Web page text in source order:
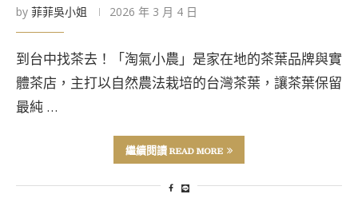
by 菲菲吳小姐 2026 年 3 月 4 日
到台中找茶去！「淘氣小農」是家在地的茶葉品牌與實
體茶店，主打以自然農法栽培的台灣茶葉，讓茶葉保留
最純 …
繼續閱讀 READ MORE